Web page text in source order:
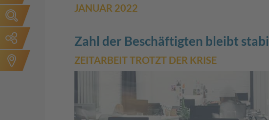
JANUAR 2022
Zahl der Beschäftigten bleibt stabil
ZEITARBEIT TROTZT DER KRISE